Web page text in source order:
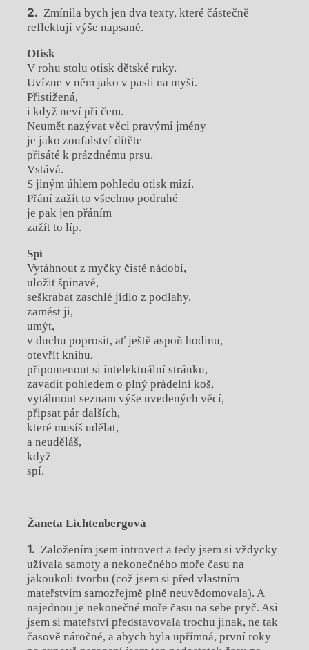
Zmínila bych jen dva texty, které částečně
reflektují výše napsané.
Otisk
V rohu stolu otisk dětské ruky.
Uvízne v něm jako v pasti na myši.
Přistižená,
i když neví při čem.
Neumět nazývat věci pravými jmény
je jako zoufalství dítěte
přisáté k prázdnému prsu.
Vstává.
S jiným úhlem pohledu otisk mizí.
Přání zažít to všechno podruhé
je pak jen přáním
zažít to líp.
Spí
Vytáhnout z myčky čisté nádobí,
uložit špinavé,
seškrabat zaschlé jídlo z podlahy,
zamést ji,
umýt,
v duchu poprosit, ať ještě aspoň hodinu,
otevřít knihu,
připomenout si intelektuální stránku,
zavadit pohledem o plný prádelní koš,
vytáhnout seznam výše uvedených věcí,
připsat pár dalších,
které musíš udělat,
a neuděláš,
když
spí.
Žaneta Lichtenbergová
Založením jsem introvert a tedy jsem si vždycky
užívala samoty a nekonečného moře času na
jakoukoli tvorbu (což jsem si před vlastním
mateřstvím samozřejmě plně neuvědomovala). A
najednou je nekonečné moře času na sebe pryč. Asi
jsem si mateřství představovala trochu jinak, ne tak
časově náročné, a abych byla upřímná, první roky